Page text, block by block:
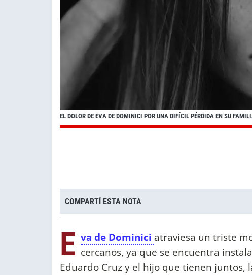
EL DOLOR DE EVA DE DOMINICI POR UNA DIFÍCIL PÉRDIDA EN SU
COMPARTÍ ESTA NOTA
E va de Dominici atraviesa un triste
cercanos, ya que se encuentra
Eduardo Cruz y el hijo que tienen